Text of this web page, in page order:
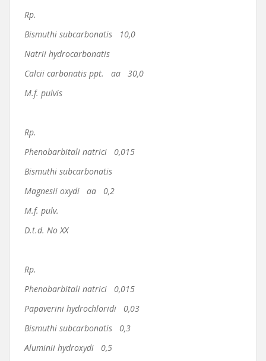
Rp.
Bismuthi subcarbonatis 10,0
Natrii hydrocarbonatis
Calcii carbonatis ppt. aa 30,0
M.f. pulvis
Rp.
Phenobarbitali natrici 0,015
Bismuthi subcarbonatis
Magnesii oxydi aa 0,2
M.f. pulv.
D.t.d. No XX
Rp.
Phenobarbitali natrici 0,015
Papaverini hydrochloridi 0,03
Bismuthi subcarbonatis 0,3
Aluminii hydroxydi 0,5